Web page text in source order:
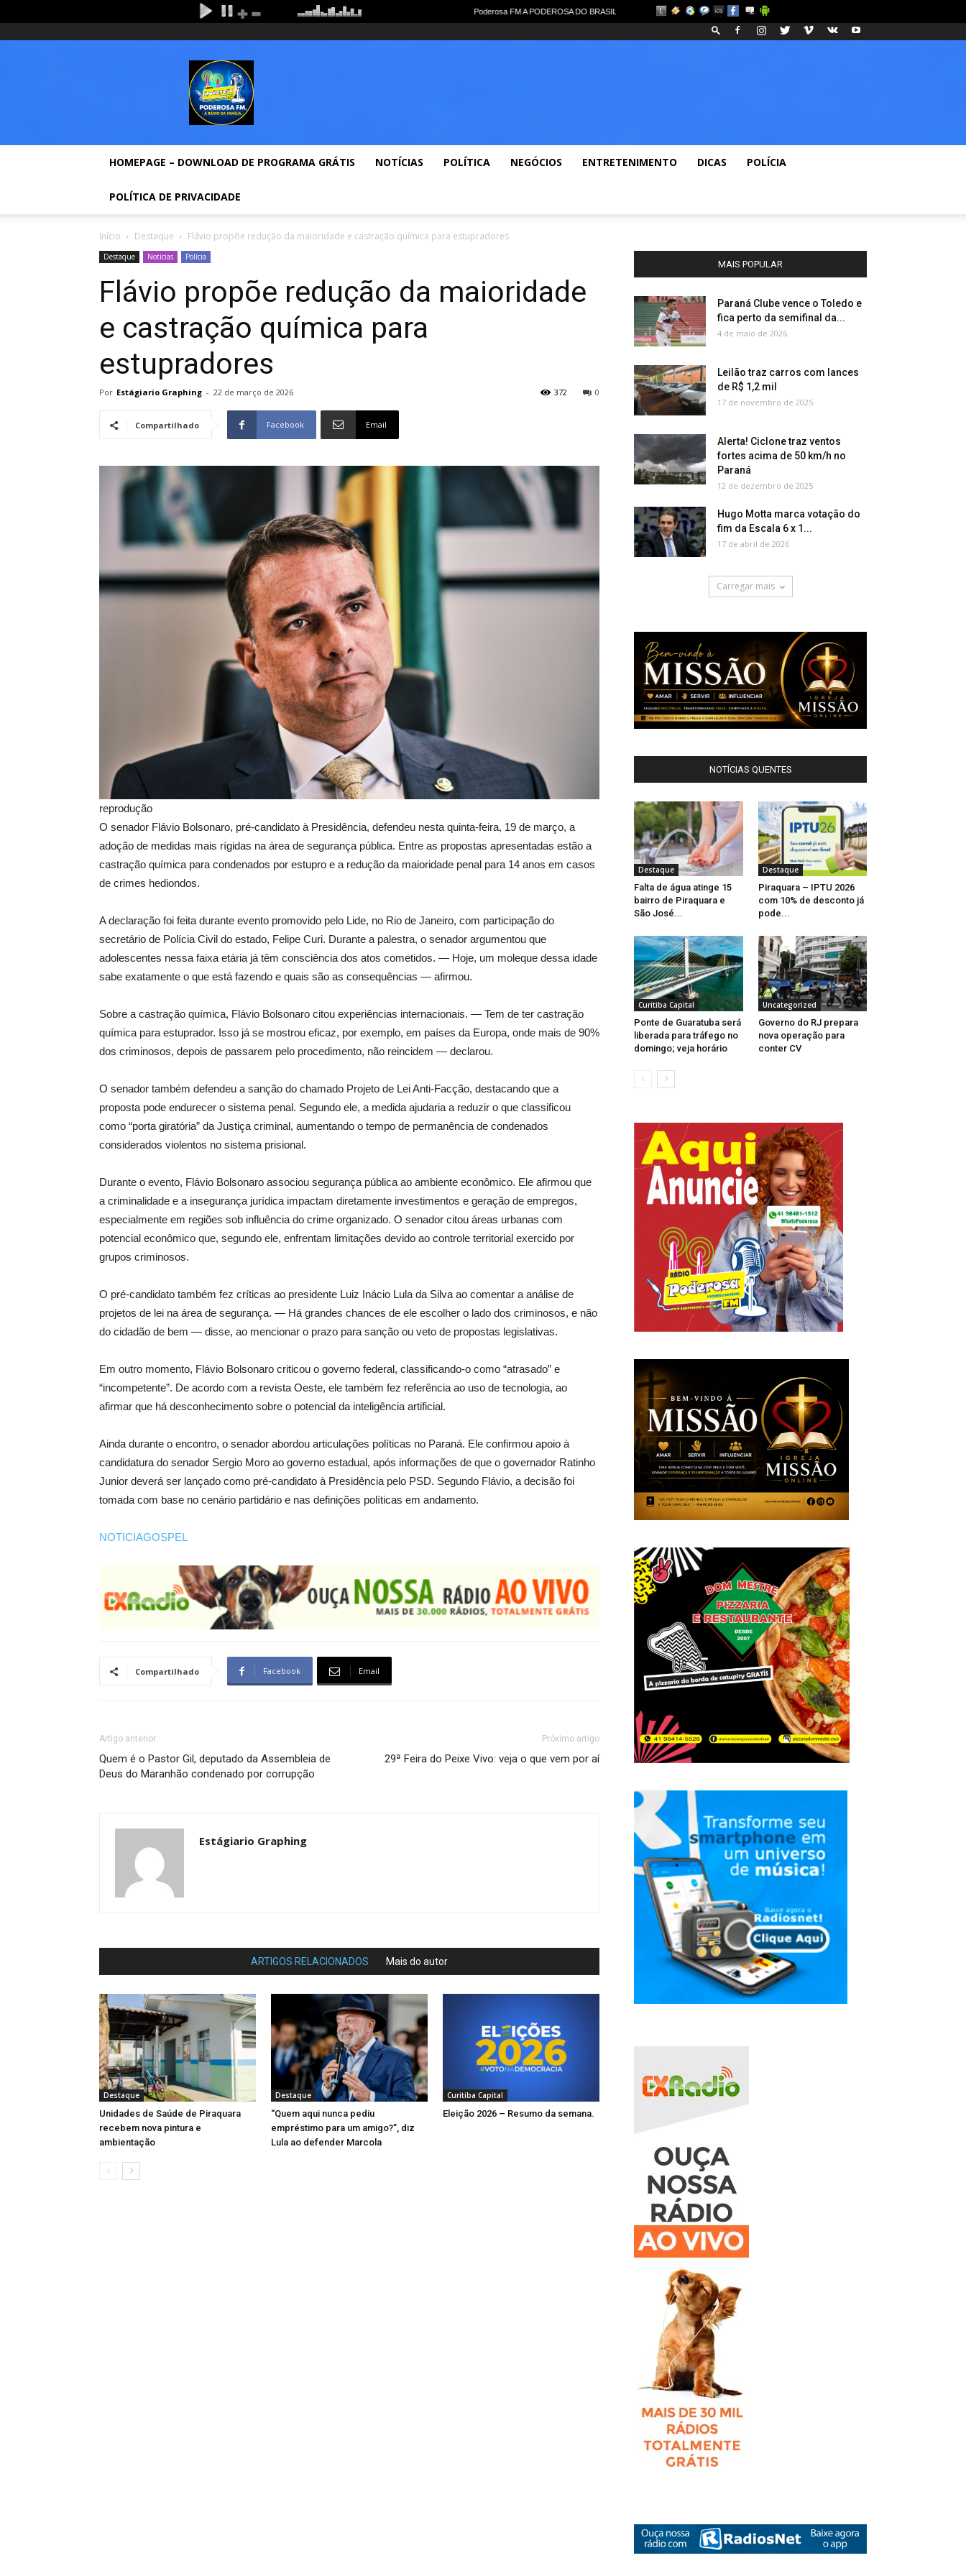
Entrar / Cadastrar Home Notícias Gerais Economia Esportes Lazer Fashion Blog
HOMEPAGE – DOWNLOAD DE PROGRAMA GRÁTIS NOTÍCIAS POLÍTICA NEGÓCIOS ENTRETENIMENTO DICAS POLÍCIA
POLÍTICA DE PRIVACIDADE
Início Destaque Flávio propõe redução da maioridade e castração química para estupradores
Destaque Notícias Polícia
Flávio propõe redução da maioridade
e castração química para
estupradores
Por Estágiario Graphing - 22 de março de 2026 0
372
Compartilhado Facebook Email
reprodução
O senador Flávio Bolsonaro, pré-candidato à Presidência, defendeu nesta quinta-feira, 19 de março, a
adoção de medidas mais rígidas na área de segurança pública. Entre as propostas apresentadas estão a
castração química para condenados por estupro e a redução da maioridade penal para 14 anos em casos
de crimes hediondos.
A declaração foi feita durante evento promovido pelo Lide, no Rio de Janeiro, com participação do
secretário de Polícia Civil do estado, Felipe Curi. Durante a palestra, o senador argumentou que
adolescentes nessa faixa etária já têm consciência dos atos cometidos. — Hoje, um moleque dessa idade
sabe exatamente o que está fazendo e quais são as consequências — afirmou.
Sobre a castração química, Flávio Bolsonaro citou experiências internacionais. — Tem de ter castração
química para estuprador. Isso já se mostrou eficaz, por exemplo, em países da Europa, onde mais de 90%
dos criminosos, depois de passarem pelo procedimento, não reincidem — declarou.
O senador também defendeu a sanção do chamado Projeto de Lei Anti-Facção, destacando que a
proposta pode endurecer o sistema penal. Segundo ele, a medida ajudaria a reduzir o que classificou
como “porta giratória” da Justiça criminal, aumentando o tempo de permanência de condenados
considerados violentos no sistema prisional.
Durante o evento, Flávio Bolsonaro associou segurança pública ao ambiente econômico. Ele afirmou que
a criminalidade e a insegurança jurídica impactam diretamente investimentos e geração de empregos,
especialmente em regiões sob influência do crime organizado. O senador citou áreas urbanas com
potencial econômico que, segundo ele, enfrentam limitações devido ao controle territorial exercido por
grupos criminosos.
O pré-candidato também fez críticas ao presidente Luiz Inácio Lula da Silva ao comentar a análise de
projetos de lei na área de segurança. — Há grandes chances de ele escolher o lado dos criminosos, e não
do cidadão de bem — disse, ao mencionar o prazo para sanção ou veto de propostas legislativas.
Em outro momento, Flávio Bolsonaro criticou o governo federal, classificando-o como “atrasado” e
“incompetente”. De acordo com a revista Oeste, ele também fez referência ao uso de tecnologia, ao
afirmar que há desconhecimento sobre o potencial da inteligência artificial.
Ainda durante o encontro, o senador abordou articulações políticas no Paraná. Ele confirmou apoio à
candidatura do senador Sergio Moro ao governo estadual, após informações de que o governador Ratinho
Junior deverá ser lançado como pré-candidato à Presidência pelo PSD. Segundo Flávio, a decisão foi
tomada com base no cenário partidário e nas definições políticas em andamento.
NOTICIAGOSPEL
Compartilhado Facebook Email
Artigo anterior
Quem é o Pastor Gil, deputado da Assembleia de
Deus do Maranhão condenado por corrupção
Próximo artigo
29ª Feira do Peixe Vivo: veja o que vem por aí
Estágiario Graphing
ARTIGOS RELACIONADOS Mais do autor
Destaque
Unidades de Saúde de Piraquara
recebem nova pintura e
ambientação
Destaque
“Quem aqui nunca pediu
empréstimo para um amigo?”, diz
Lula ao defender Marcola
Curitiba Capital
Eleição 2026 – Resumo da semana.
MAIS POPULAR
Paraná Clube vence o Toledo e
fica perto da semifinal da...
4 de maio de 2026
Leilão traz carros com lances
de R$ 1,2 mil
17 de novembro de 2025
Alerta! Ciclone traz ventos
fortes acima de 50 km/h no
Paraná
12 de dezembro de 2025
Hugo Motta marca votação do
fim da Escala 6 x 1...
17 de abril de 2026
Carregar mais
NOTÍCIAS QUENTES
Destaque
Falta de água atinge 15
bairro de Piraquara e
São José...
Destaque
Piraquara – IPTU 2026
com 10% de desconto já
pode...
Curitiba Capital
Ponte de Guaratuba será
liberada para tráfego no
domingo; veja horário
Uncategorized
Governo do RJ prepara
nova operação para
conter CV